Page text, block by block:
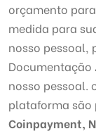
orçamento
medida para
nosso pessoal,
Documentação
nosso pessoal.
plataforma são
Coinpayment,